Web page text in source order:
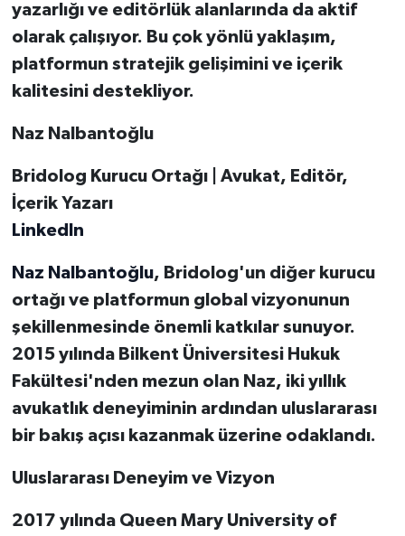
yazarlığı ve editörlük alanlarında da aktif
olarak çalışıyor. Bu çok yönlü yaklaşım,
platformun stratejik gelişimini ve içerik
kalitesini destekliyor.
Naz Nalbantoğlu
Bridolog Kurucu Ortağı | Avukat, Editör,
İçerik Yazarı
LinkedIn
Naz Nalbantoğlu, Bridolog'un diğer kurucu
ortağı ve platformun global vizyonunun
şekillenmesinde önemli katkılar sunuyor.
2015 yılında Bilkent Üniversitesi Hukuk
Fakültesi'nden mezun olan Naz, iki yıllık
avukatlık deneyiminin ardından uluslararası
bir bakış açısı kazanmak üzerine odaklandı.
Uluslararası Deneyim ve Vizyon
2017 yılında Queen Mary University of